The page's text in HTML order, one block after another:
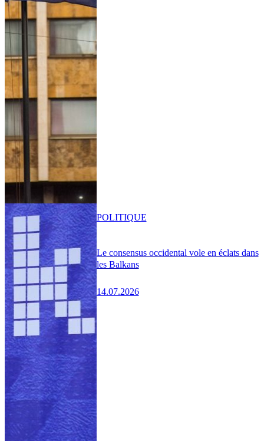
Le consensus occidental vole en éclats dans
les Balkans
14.07.2026
POLITIQUE